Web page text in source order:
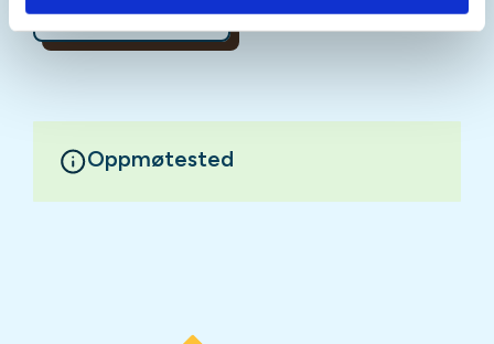
Mer informasjon
Oppmøtested